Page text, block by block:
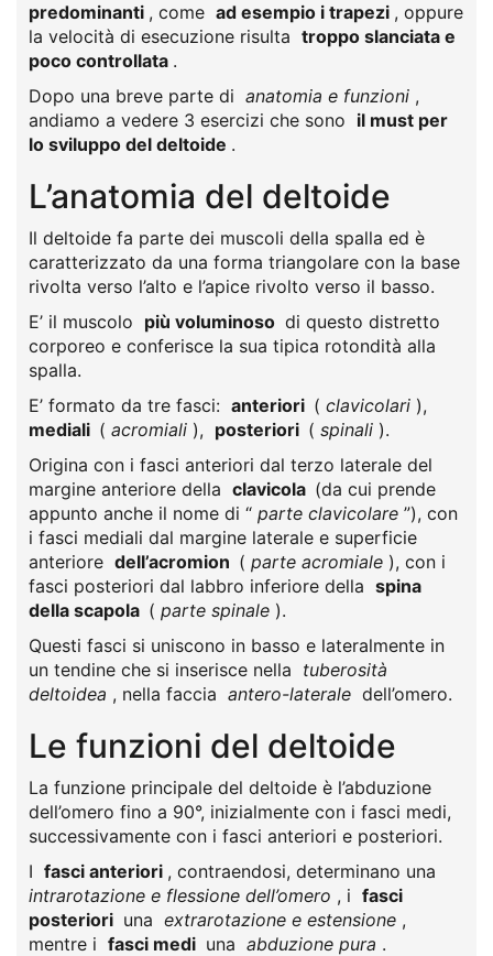
predominanti , come ad esempio i trapezi , oppure
la velocità di esecuzione risulta troppo slanciata e
poco controllata .
Dopo una breve parte di anatomia e funzioni ,
andiamo a vedere 3 esercizi che sono il must per
lo sviluppo del deltoide .
L’anatomia del deltoide
Il deltoide fa parte dei muscoli della spalla ed è
caratterizzato da una forma triangolare con la base
rivolta verso l’alto e l’apice rivolto verso il basso.
E’ il muscolo più voluminoso di questo distretto
corporeo e conferisce la sua tipica rotondità alla
spalla.
E’ formato da tre fasci: anteriori ( clavicolari ),
mediali ( acromiali ), posteriori ( spinali ).
Origina con i fasci anteriori dal terzo laterale del
margine anteriore della clavicola (da cui prende
appunto anche il nome di “ parte clavicolare ”), con
i fasci mediali dal margine laterale e superficie
anteriore dell’acromion ( parte acromiale ), con i
fasci posteriori dal labbro inferiore della spina
della scapola ( parte spinale ).
Questi fasci si uniscono in basso e lateralmente in
un tendine che si inserisce nella tuberosità
deltoidea , nella faccia antero-laterale dell’omero.
Le funzioni del deltoide
La funzione principale del deltoide è l’abduzione
dell’omero fino a 90°, inizialmente con i fasci medi,
successivamente con i fasci anteriori e posteriori.
I fasci anteriori , contraendosi, determinano una
intrarotazione e flessione dell’omero , i fasci
posteriori una extrarotazione e estensione ,
mentre i fasci medi una abduzione pura .